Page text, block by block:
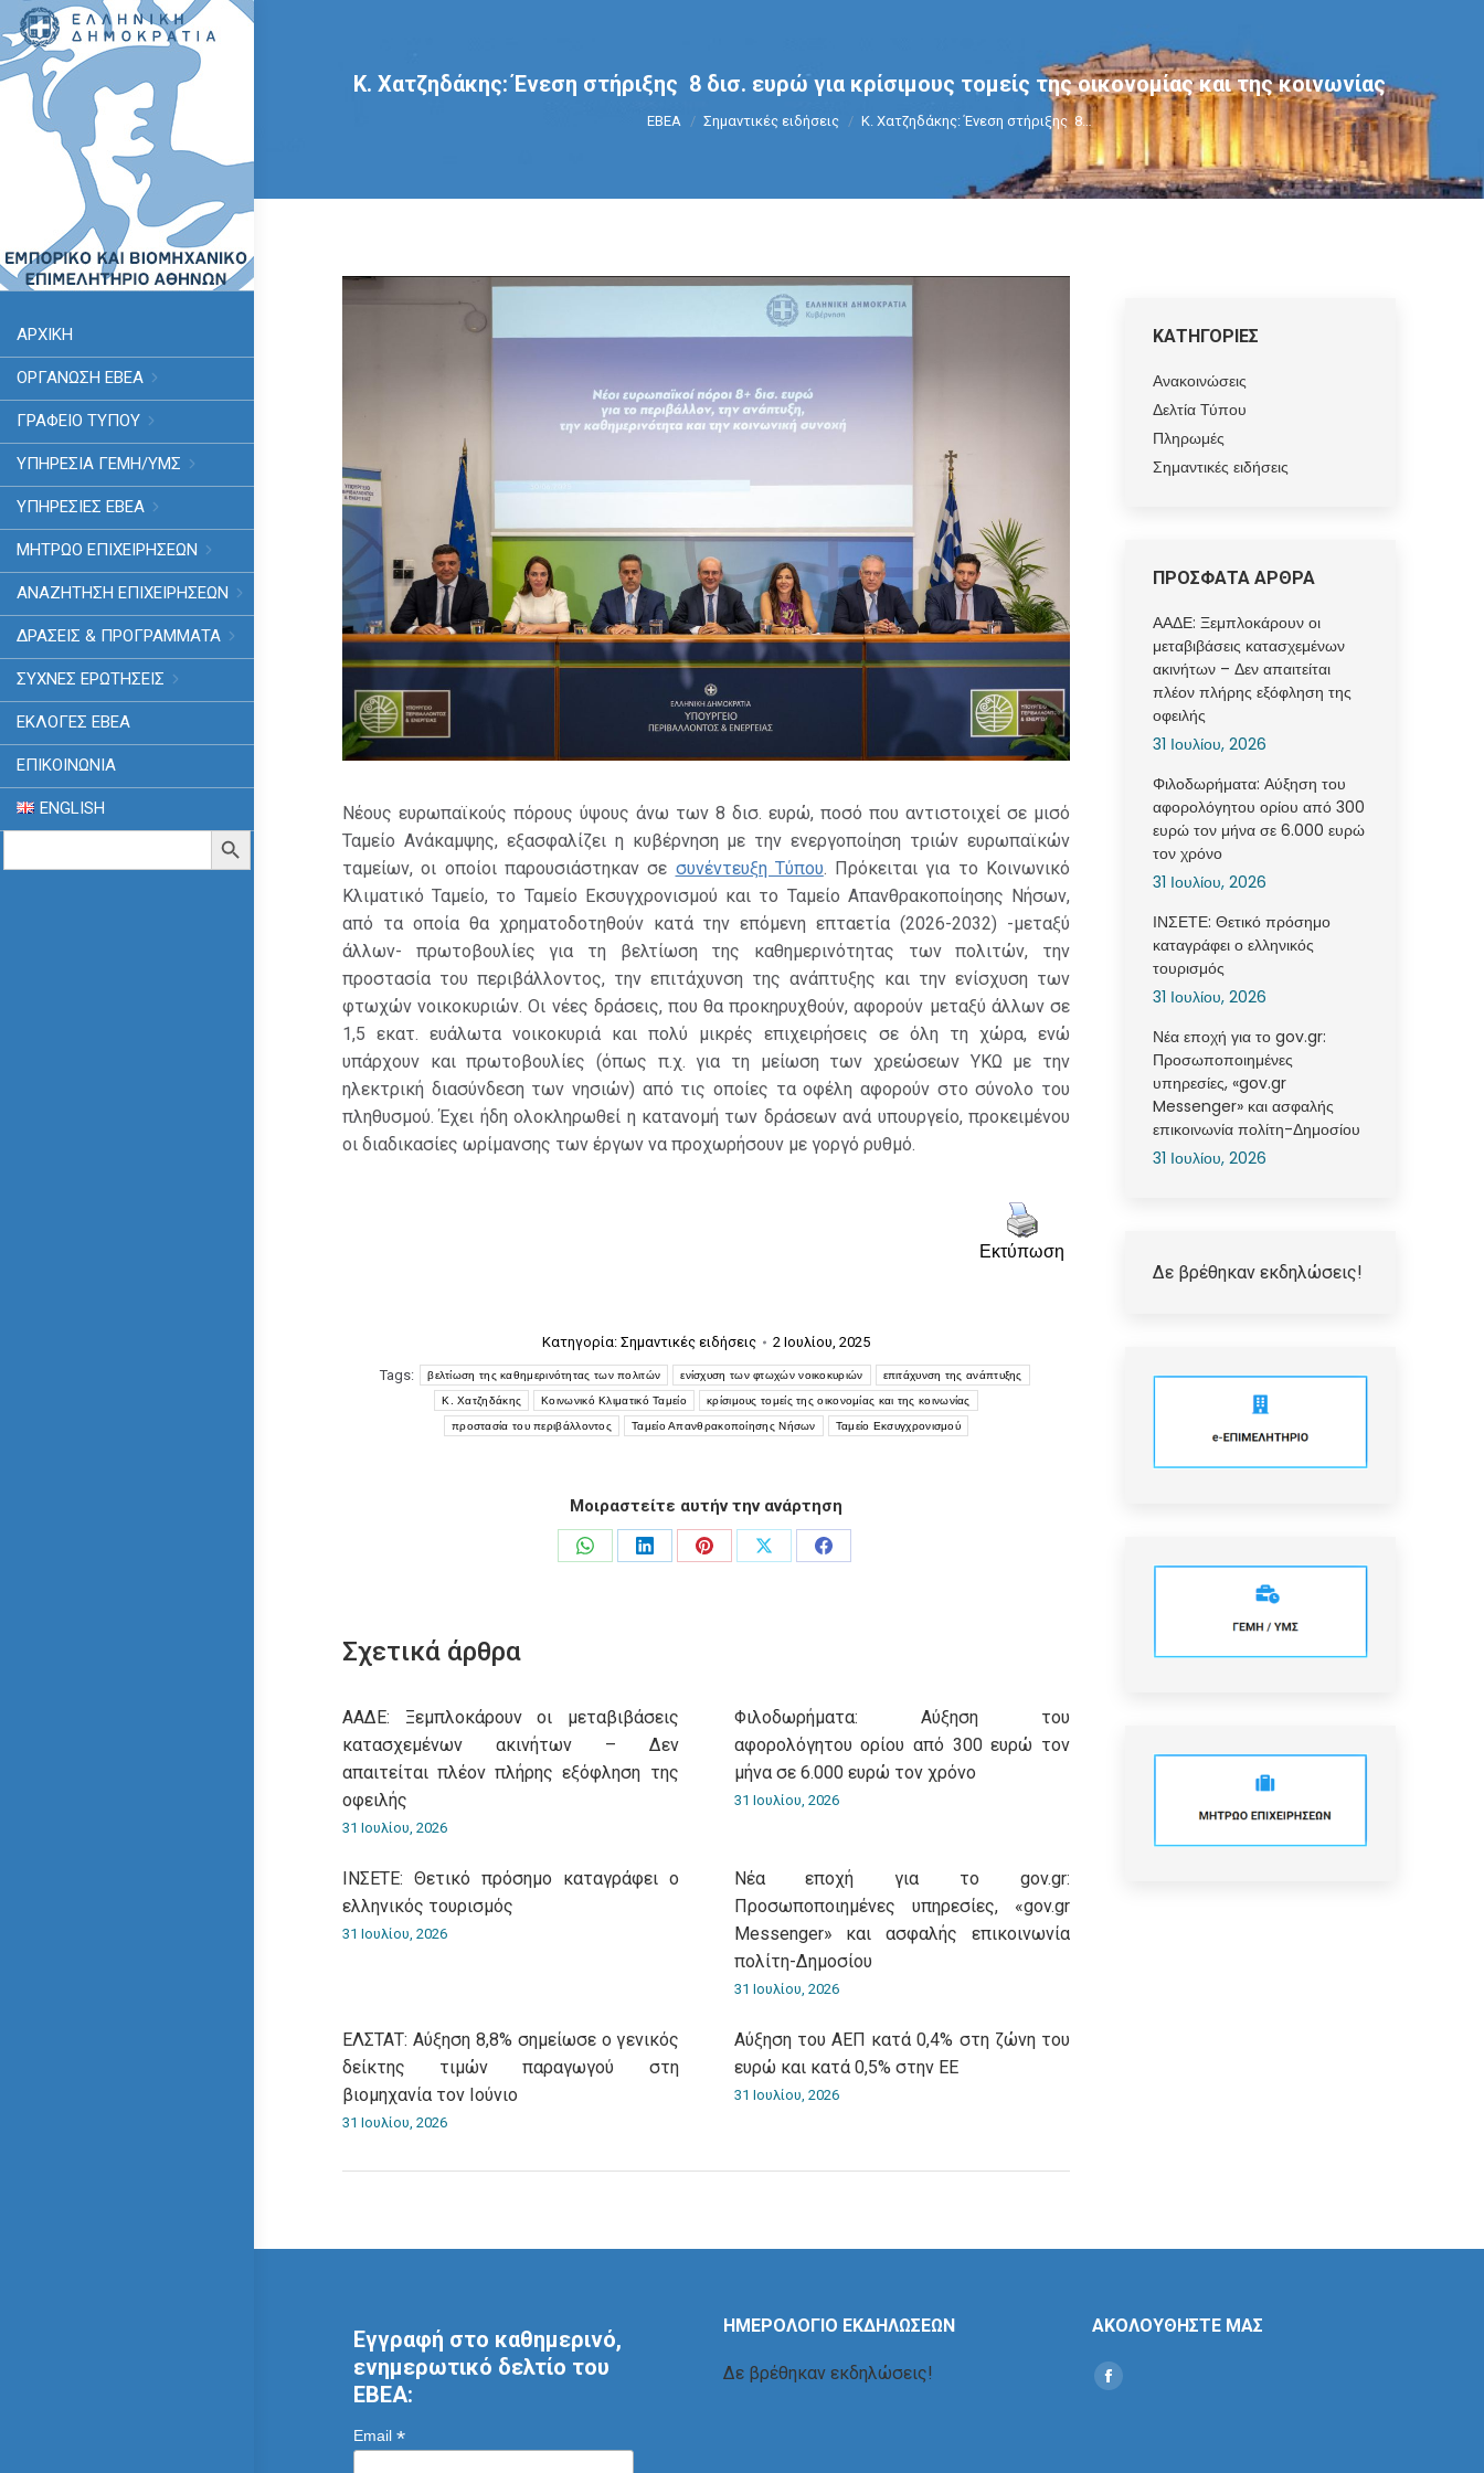
ΑΡΧΙΚΗ
ΟΡΓΑΝΩΣΗ ΕΒΕΑ
ΓΡΑΦΕΙΟ ΤΥΠΟΥ
ΥΠΗΡΕΣΊΑ ΓΕΜΗ/ΥΜΣ
ΥΠΗΡΕΣΙΕΣ ΕΒΕΑ
ΜΗΤΡΩΟ ΕΠΙΧΕΙΡΗΣΕΩΝ
ΑΝΑΖΗΤΗΣΗ ΕΠΙΧΕΙΡΗΣΕΩΝ
ΔΡΑΣΕΙΣ & ΠΡΟΓΡΑΜΜΑΤΑ
ΣΥΧΝΕΣ ΕΡΩΤΗΣΕΙΣ
ΕΚΛΟΓΈΣ ΕΒΕΑ
ΕΠΙΚΟΙΝΩΝΙΑ
ENGLISH
Search
Search Button
Κ. Χατζηδάκης: Ένεση στήριξης 8 δισ. ευρώ για κρίσιμους τομείς της οικονομίας και της κοινωνίας
You are here:
ΕΒΕΑ Σημαντικές ειδήσεις Κ. Χατζηδάκης: Ένεση στήριξης 8…
Νέους ευρωπαϊκούς πόρους ύψους άνω των 8 δισ. ευρώ, ποσό που αντιστοιχεί σε μισό
Ταμείο Ανάκαμψης, εξασφαλίζει η κυβέρνηση με την ενεργοποίηση τριών ευρωπαϊκών
ταμείων, οι οποίοι παρουσιάστηκαν σε συνέντευξη Τύπου. Πρόκειται για το Κοινωνικό
Κλιματικό Ταμείο, το Ταμείο Εκσυγχρονισμού και το Ταμείο Απανθρακοποίησης Νήσων,
από τα οποία θα χρηματοδοτηθούν κατά την επόμενη επταετία (2026-2032) -μεταξύ
άλλων- πρωτοβουλίες για τη βελτίωση της καθημερινότητας των πολιτών, την
προστασία του περιβάλλοντος, την επιτάχυνση της ανάπτυξης και την ενίσχυση των
φτωχών νοικοκυριών. Οι νέες δράσεις, που θα προκηρυχθούν, αφορούν μεταξύ άλλων σε
1,5 εκατ. ευάλωτα νοικοκυριά και πολύ μικρές επιχειρήσεις σε όλη τη χώρα, ενώ
υπάρχουν και πρωτοβουλίες (όπως π.χ. για τη μείωση των χρεώσεων ΥΚΩ με την
ηλεκτρική διασύνδεση των νησιών) από τις οποίες τα οφέλη αφορούν στο σύνολο του
πληθυσμού. Έχει ήδη ολοκληρωθεί η κατανομή των δράσεων ανά υπουργείο, προκειμένου
οι διαδικασίες ωρίμανσης των έργων να προχωρήσουν με γοργό ρυθμό.
Εκτύπωση
Κατηγορία: Σημαντικές ειδήσεις
2 Ιουλίου, 2025
Tags:
βελτίωση της καθημερινότητας των πολιτών ενίσχυση των φτωχών νοικοκυριών επιτάχυνση της ανάπτυξης
Κ. Χατζηδάκης Κοινωνικό Κλιματικό Ταμείο κρίσιμους τομείς της οικονομίας και της κοινωνίας
προστασία του περιβάλλοντος Ταμείο Απανθρακοποίησης Νήσων Ταμείο Εκσυγχρονισμού
Μοιραστείτε αυτήν την ανάρτηση
Share
Share
Share
Share
Share
Σχετικά άρθρα
ΑΑΔΕ: Ξεμπλοκάρουν οι μεταβιβάσεις
κατασχεμένων ακινήτων – Δεν
απαιτείται πλέον πλήρης εξόφληση της
οφειλής
31 Ιουλίου, 2026
Φιλοδωρήματα: Αύξηση του
αφορολόγητου ορίου από 300 ευρώ τον
μήνα σε 6.000 ευρώ τον χρόνο
31 Ιουλίου, 2026
ΙΝΣΕΤΕ: Θετικό πρόσημο καταγράφει ο
ελληνικός τουρισμός
31 Ιουλίου, 2026
Νέα εποχή για το gov.gr:
Προσωποποιημένες υπηρεσίες, «gov.gr
Messenger» και ασφαλής επικοινωνία
πολίτη-Δημοσίου
31 Ιουλίου, 2026
ΕΛΣΤΑΤ: Αύξηση 8,8% σημείωσε ο γενικός
δείκτης τιμών παραγωγού στη
βιομηχανία τον Ιούνιο
31 Ιουλίου, 2026
Αύξηση του ΑΕΠ κατά 0,4% στη ζώνη του
ευρώ και κατά 0,5% στην ΕΕ
31 Ιουλίου, 2026
ΚΑΤΗΓΟΡΙΕΣ
Ανακοινώσεις
Δελτία Τύπου
Πληρωμές
Σημαντικές ειδήσεις
ΠΡΟΣΦΑΤΑ ΑΡΘΡΑ
ΑΑΔΕ: Ξεμπλοκάρουν οι
μεταβιβάσεις κατασχεμένων
ακινήτων – Δεν απαιτείται
πλέον πλήρης εξόφληση της
οφειλής
31 Ιουλίου, 2026
Φιλοδωρήματα: Αύξηση του
αφορολόγητου ορίου από 300
ευρώ τον μήνα σε 6.000 ευρώ
τον χρόνο
31 Ιουλίου, 2026
ΙΝΣΕΤΕ: Θετικό πρόσημο
καταγράφει ο ελληνικός
τουρισμός
31 Ιουλίου, 2026
Νέα εποχή για το gov.gr:
Προσωποποιημένες
υπηρεσίες, «gov.gr
Messenger» και ασφαλής
επικοινωνία πολίτη-Δημοσίου
31 Ιουλίου, 2026
Δε βρέθηκαν εκδηλώσεις!
Εγγραφή στο καθημερινό,
ενημερωτικό δελτίο του
ΕΒΕΑ:
Email *
ΗΜΕΡΟΛΟΓΙΟ ΕΚΔΗΛΩΣΕΩΝ
Δε βρέθηκαν εκδηλώσεις!
ΑΚΟΛΟΥΘΗΣΤΕ ΜΑΣ
Find us on:
Social